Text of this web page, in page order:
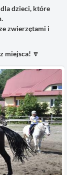
dzieci, które
zwierzętami i
miejsca! 🔽